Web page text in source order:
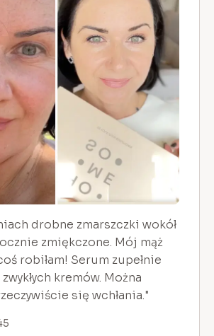
drobne zmarszczki wokół
zmiękczone. Mój mąż
robiłam! Serum zupełnie
kremów. Można
się wchłania."